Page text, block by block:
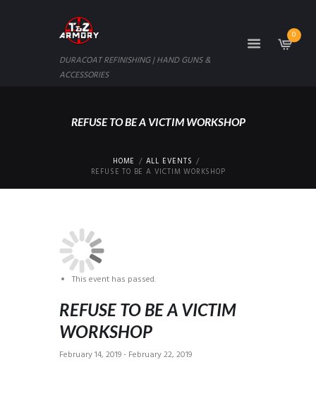
DURACOAT REFINISHING | HAND GUNS &
ACCESSORIES
0
REFUSE TO BE A VICTIM WORKSHOP
HOME
ALL EVENTS
REFUSE TO BE A VICTIM WORKSHOP
This event has passed.
REFUSE TO BE A VICTIM
WORKSHOP
February 14, 2019- February 22, 2019